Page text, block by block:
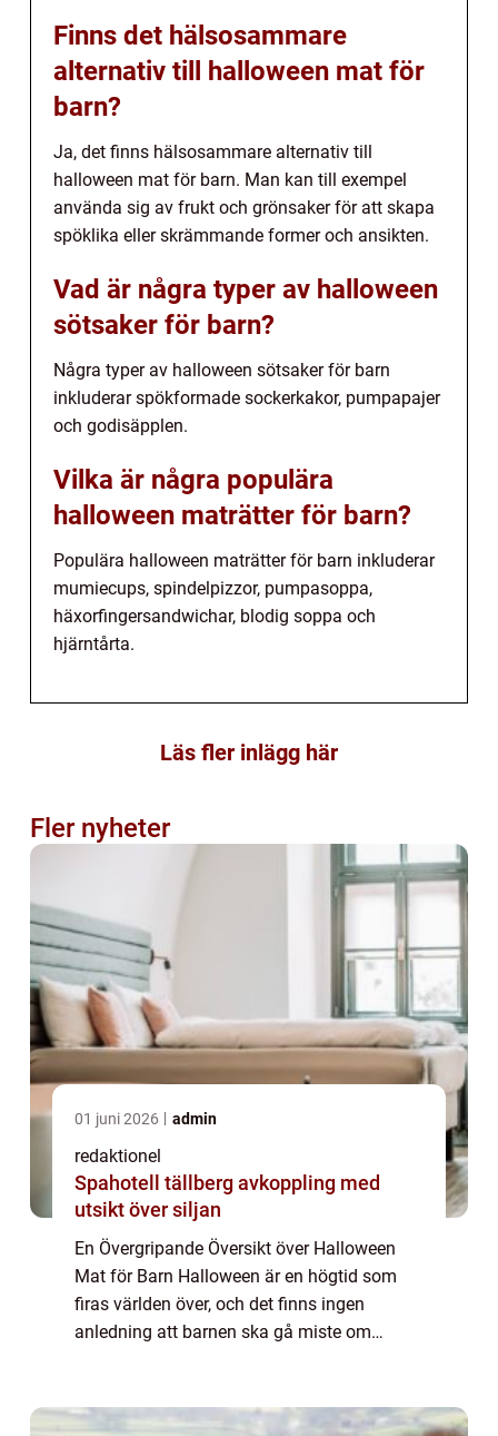
Finns det hälsosammare
alternativ till halloween mat för
barn?
Ja, det finns hälsosammare alternativ till
halloween mat för barn. Man kan till exempel
använda sig av frukt och grönsaker för att skapa
spöklika eller skrämmande former och ansikten.
Vad är några typer av halloween
sötsaker för barn?
Några typer av halloween sötsaker för barn
inkluderar spökformade sockerkakor, pumpapajer
och godisäpplen.
Vilka är några populära
halloween maträtter för barn?
Populära halloween maträtter för barn inkluderar
mumiecups, spindelpizzor, pumpasoppa,
häxorfingersandwichar, blodig soppa och
hjärntårta.
Läs fler inlägg här
Fler nyheter
01 juni 2026 admin
redaktionel
Spahotell tällberg avkoppling med
utsikt över siljan
En Övergripande Översikt över Halloween
Mat för Barn Halloween är en högtid som
firas världen över, och det finns ingen
anledning att barnen ska gå miste om
och skr...